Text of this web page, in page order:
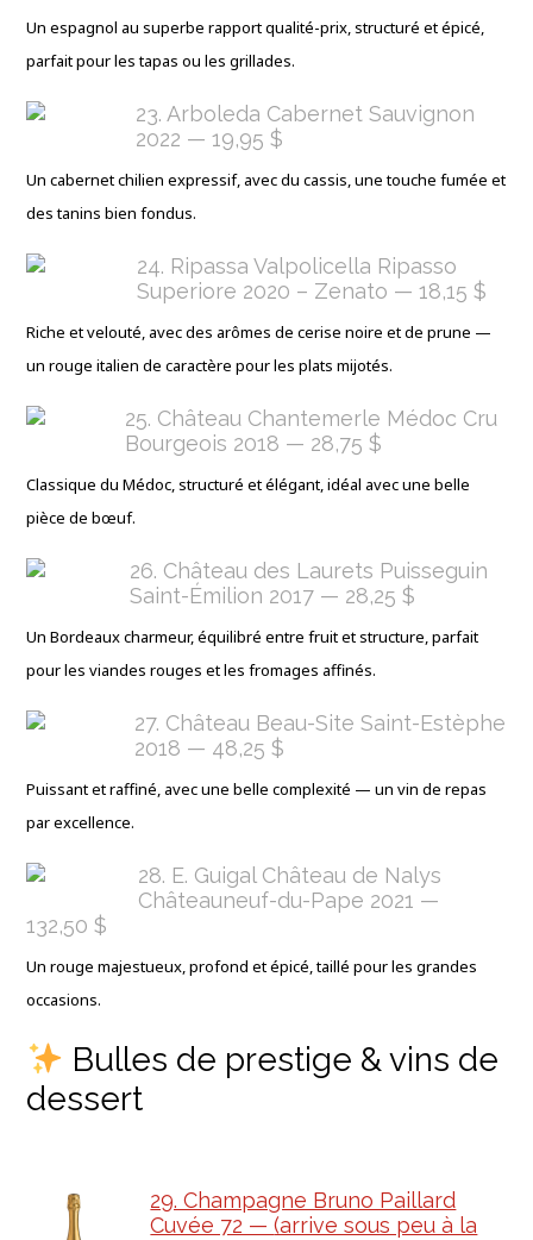
Un espagnol au superbe rapport qualité-prix, structuré et épicé,
parfait pour les tapas ou les grillades.
23. Arboleda Cabernet Sauvignon
2022 — 19,95 $
Un cabernet chilien expressif, avec du cassis, une touche fumée et
des tanins bien fondus.
24. Ripassa Valpolicella Ripasso
Superiore 2020 – Zenato — 18,15 $
Riche et velouté, avec des arômes de cerise noire et de prune —
un rouge italien de caractère pour les plats mijotés.
25. Château Chantemerle Médoc Cru
Bourgeois 2018 — 28,75 $
Classique du Médoc, structuré et élégant, idéal avec une belle
pièce de bœuf.
26. Château des Laurets Puisseguin
Saint-Émilion 2017 — 28,25 $
Un Bordeaux charmeur, équilibré entre fruit et structure, parfait
pour les viandes rouges et les fromages affinés.
27. Château Beau-Site Saint-Estèphe
2018 — 48,25 $
Puissant et raffiné, avec une belle complexité — un vin de repas
par excellence.
28. E. Guigal Château de Nalys
Châteauneuf-du-Pape 2021 —
132,50 $
Un rouge majestueux, profond et épicé, taillé pour les grandes
occasions.
Bulles de prestige & vins de
dessert
29. Champagne Bruno Paillard
Cuvée 72 —(arrive sous peu à la